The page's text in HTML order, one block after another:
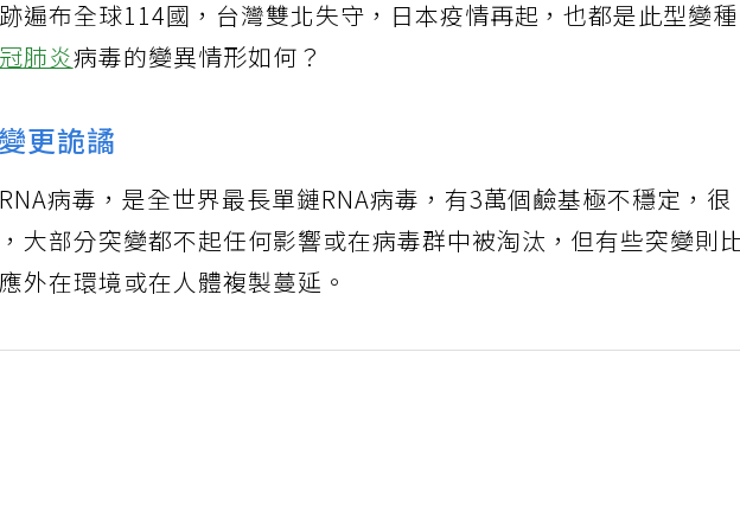
遍布全球114國，台灣雙北失守，日本疫情再起，也都是此型變
肺炎病毒的變異情形如何？
更詭譎
病毒，是全世界最長單鏈RNA病毒，有3萬個鹼基極不穩定，很
大部分突變都不起任何影響或在病毒群中被淘汰，但有些突變則
外在環境或在人體複製蔓延。